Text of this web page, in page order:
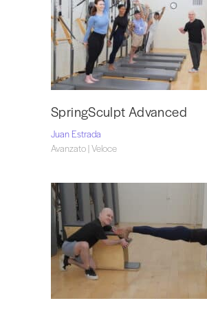
SpringSculpt Advanced
Juan Estrada
Avanzato | Veloce